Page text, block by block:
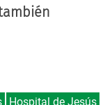
Hospital de Jesús